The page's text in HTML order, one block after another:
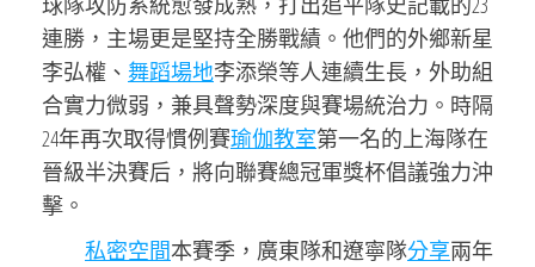
連勝，主場更是堅持全勝戰績。他們的外鄉新星
李弘權、 舞蹈場地李添榮等人連續生長，外助組
合實力微弱，兼具聲勢深度與賽場統治力。時隔
24年再次取得慣例賽瑜伽教室第一名的上海隊在
晉級半決賽后，將向聯賽總冠軍獎杯倡議強力沖
擊。
私密空間本賽季，廣東隊和遼寧隊分享兩年